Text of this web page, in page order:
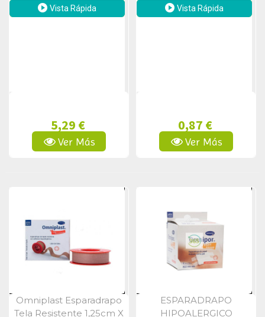
Vista Rápida
5,29 €
Ver Más
Vista Rápida
0,87 €
Ver Más
Vista Rápida
Omniplast Esparadrapo
Tela Resistente 1,25cm X
Vista Rápida
ESPARADRAPO
HIPOALERGICO